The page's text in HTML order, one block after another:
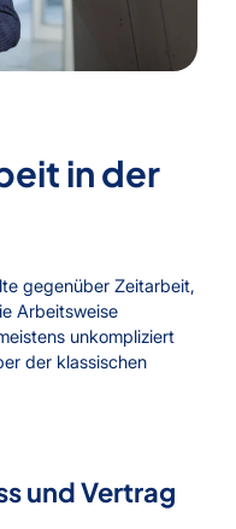
in der
gegenüber Zeitarbeit,
Arbeitsweise
unkompliziert
der klassischen
und Vertrag